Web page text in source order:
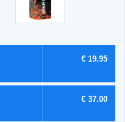
€ 19.95
€ 37.00